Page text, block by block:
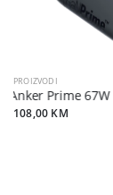
PROIZVODI
Anker Prime
108,00 KM